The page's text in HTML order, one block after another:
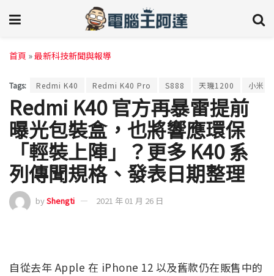
首頁 »最新科技新聞與報導
Tags: Redmi K40 Redmi K40 Pro S888 天璣1200 小米
Redmi K40 官方再暴雷提前
曝光包裝盒，也將響應環保
「輕裝上陣」？更多 K40 系
列傳聞規格、發表日期整理
byShengti 2021 年 01 月 26 日
自從去年 Apple 在 iPhone 12 以及舊款仍在販售中的